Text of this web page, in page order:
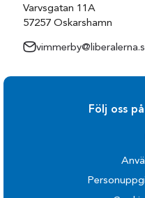
Varvsgatan 11A
57257 Oskarshamn
Följ oss